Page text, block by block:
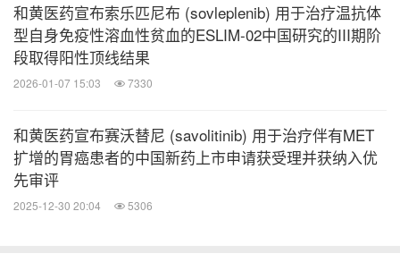
关于呋喹替尼
呋喹替尼是一种高选择性、强效的口服血管内皮生长
制剂在抑制肿瘤的血管生成中起到至关重要的作用。
呋喹替尼的独特设计使其激酶选择性更高，以达到更
低的脱靶毒性、更高的耐受性及对靶点更稳定的覆
盖。迄今，呋喹替尼在患者中的耐受性普遍良好，并
和黄医药宣布索乐匹尼布 (sovleplenib) 用于治疗温抗体
型自身免疫性溶血性贫血的ESLIM-02中国研究的III期阶
段取得阳性顶线结果
2026-01-07 15:03 7330
和黄医药宣布赛沃替尼 (savolitinib) 用于治疗伴有MET
扩增的胃癌患者的中国新药上市申请获受理并获纳入优
先审评
2025-12-30 20:04 5306